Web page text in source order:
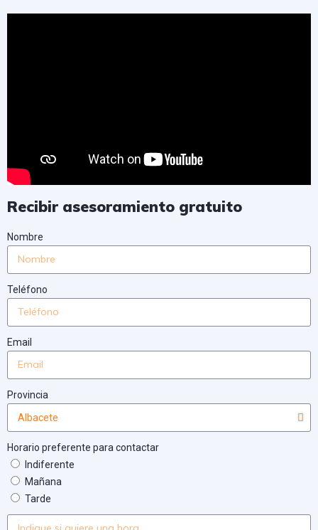
Recibir asesoramiento gratuito
Nombre
Teléfono
Email
Provincia
Horario preferente para contactar
Indiferente
Mañana
Tarde